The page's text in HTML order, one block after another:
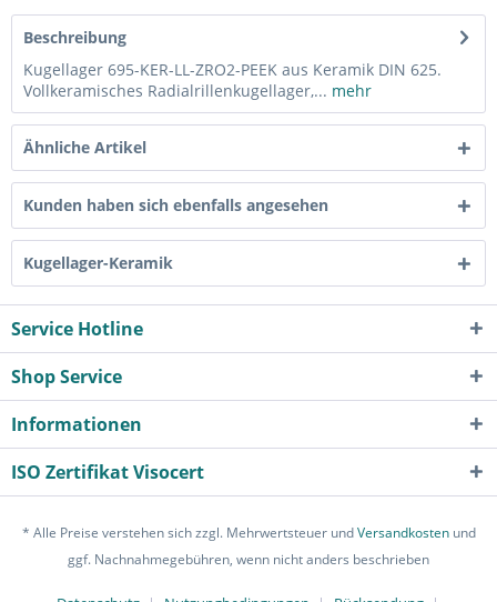
Beschreibung
Kugellager 695-KER-LL-ZRO2-PEEK aus Keramik DIN 625.
Vollkeramisches Radialrillenkugellager,... mehr
Ähnliche Artikel
Kunden haben sich ebenfalls angesehen
Kugellager-Keramik
Service Hotline
Shop Service
Informationen
ISO Zertifikat Visocert
* Alle Preise verstehen sich zzgl. Mehrwertsteuer undVersandkostenund
ggf. Nachnahmegebühren, wenn nicht anders beschrieben